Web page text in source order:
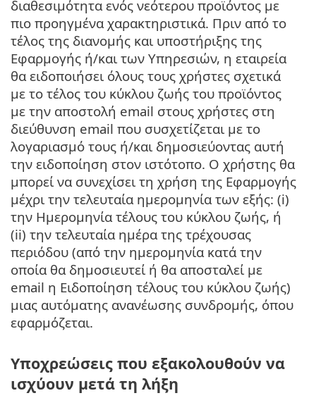
διαθεσιμότητα ενός νεότερου προϊόντος με
πιο προηγμένα χαρακτηριστικά. Πριν από το
τέλος της διανομής και υποστήριξης της
Εφαρμογής ή/και των Υπηρεσιών, η εταιρεία
θα ειδοποιήσει όλους τους χρήστες σχετικά
με το τέλος του κύκλου ζωής του προϊόντος
με την αποστολή email στους χρήστες στη
διεύθυνση email που συσχετίζεται με το
λογαριασμό τους ή/και δημοσιεύοντας αυτή
την ειδοποίηση στον ιστότοπο. Ο χρήστης θα
μπορεί να συνεχίσει τη χρήση της Εφαρμογής
μέχρι την τελευταία ημερομηνία των εξής: (i)
την Ημερομηνία τέλους του κύκλου ζωής, ή
(ii) την τελευταία ημέρα της τρέχουσας
περιόδου (από την ημερομηνία κατά την
οποία θα δημοσιευτεί ή θα αποσταλεί με
email η Ειδοποίηση τέλους του κύκλου ζωής)
μιας αυτόματης ανανέωσης συνδρομής, όπου
εφαρμόζεται.
Υποχρεώσεις που εξακολουθούν να
ισχύουν μετά τη λήξη